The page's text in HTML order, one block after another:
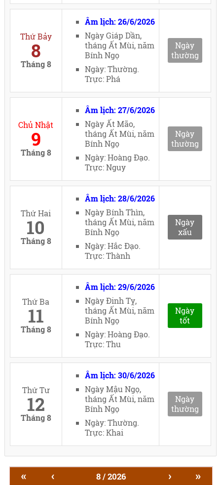
Thứ Bảy
8
Tháng 8
Âm lịch: 26/6/2026
Ngày Giáp Dần,
tháng Ất Mùi, năm
Bính Ngọ
Ngày: Thường.
Trực: Phá
Ngày
thường
Chủ Nhật
9
Tháng 8
Âm lịch: 27/6/2026
Ngày Ất Mão,
tháng Ất Mùi, năm
Bính Ngọ
Ngày: Hoàng Đạo.
Trực: Nguy
Ngày
thường
Thứ Hai
10
Tháng 8
Âm lịch: 28/6/2026
Ngày Bính Thìn,
tháng Ất Mùi, năm
Bính Ngọ
Ngày: Hắc Đạo.
Trực: Thành
Ngày
xấu
Thứ Ba
11
Tháng 8
Âm lịch: 29/6/2026
Ngày Đinh Tỵ,
tháng Ất Mùi, năm
Bính Ngọ
Ngày: Hoàng Đạo.
Trực: Thu
Ngày
tốt
Thứ Tư
12
Tháng 8
Âm lịch: 30/6/2026
Ngày Mậu Ngọ,
tháng Ất Mùi, năm
Bính Ngọ
Ngày: Thường.
Trực: Khai
Ngày
thường
« ‹ 8 / 2026 › »